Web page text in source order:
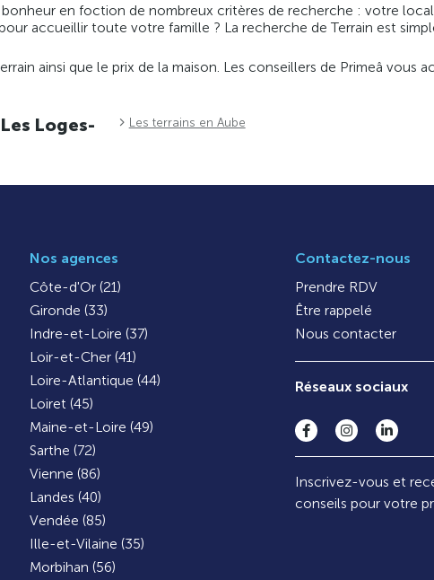
en foction de nombreux critères de recherche : votre
accueillir toute votre famille ? La recherche de Terrain est
ainsi que le prix de la maison. Les conseillers de Primeâ
Loges-
Les terrains en Aube
Nos agences
Côte-d'Or (21)
Gironde (33)
Indre-et-Loire (37)
Loir-et-Cher (41)
Loire-Atlantique (44)
Loiret (45)
Maine-et-Loire (49)
Sarthe (72)
Vienne (86)
Landes (40)
Vendée (85)
Ille-et-Vilaine (35)
Morbihan (56)
Contactez-nous
Prendre RDV
Être rappelé
Nous contacter
Réseaux sociaux
Inscrivez-vous et
conseils pour votre